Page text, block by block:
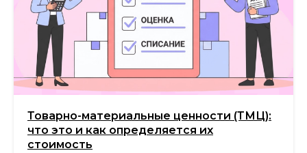
Товарно-материальные ценности (ТМЦ):
что это и как определяется их
стоимость